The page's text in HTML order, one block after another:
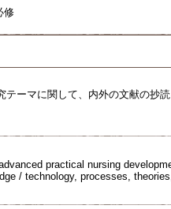
修
テーマに関して、内外の文献の抄
practical nursing
/ technology, processes,